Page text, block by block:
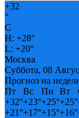
+32
°
C
H: +28°
L: +20°
Москва
Суббота, 08
Прогноз на
Пт
Вс Пн Вт
+32°+23°+25°+25°
+21°+17°+15°+16°